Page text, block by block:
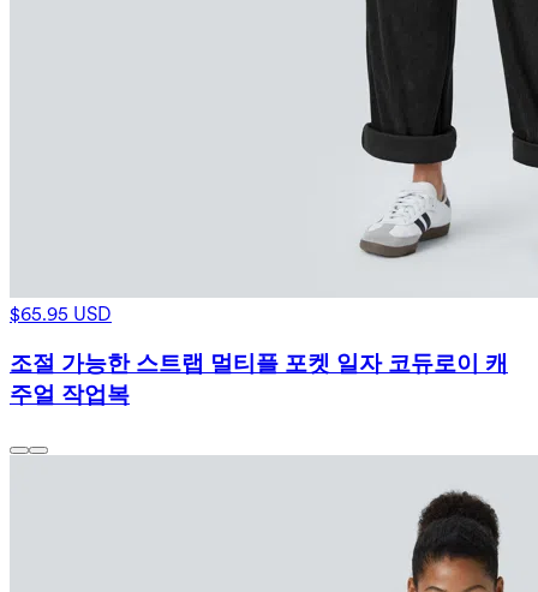
$65.95 USD
조절 가능한 스트랩 멀티플 포켓 일자 코듀로이 캐
주얼 작업복